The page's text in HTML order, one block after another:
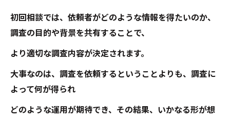
初回相談では、依頼者がどのような情報を得たいのか、
調査の目的や背景を共有することで、
より適切な調査内容が決定されます。
大事なのは、調査を依頼するということよりも、調査に
よって何が得られ
どのような運用が期待でき、その結果、いかなる形が想